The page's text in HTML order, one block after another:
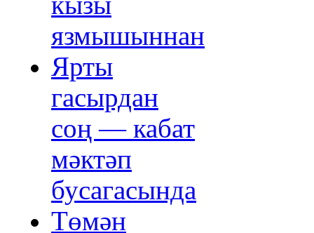
язмышыннан
Ярты
гасырдан
соң — кабат
мәктәп
бусагасында
Төмән